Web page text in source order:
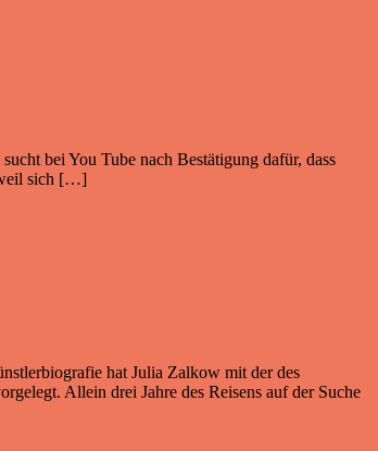
bei You Tube nach Bestätigung dafür, dass
weil sich […]
hat Julia Zalkow mit der des
Allein drei Jahre des Reisens auf der Suche